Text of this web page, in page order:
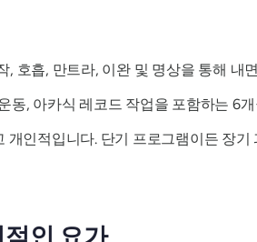
, 호흡, 만트라, 이완 및 명상을 통해 내
동, 아카식 레코드 작업을 포함하는 6
개인적입니다. 단기 프로그램이든 장
인 요가